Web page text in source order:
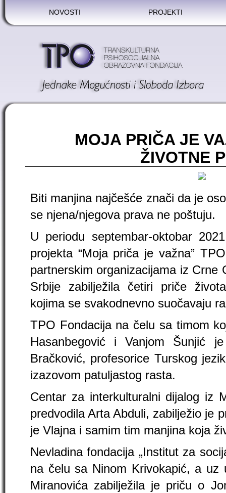
NOVOSTI PROJEKTI
MOJA PRIČA JE
ŽIVOTNE
Biti manjina najčešće znači da je
se njena/njegova prava ne poštuju.
U periodu septembar-oktobar
projekta “Moja priča je važna”
partnerskim organizacijama iz Crne
Srbije zabilježila četiri priče
kojima se svakodnevno suočavaju
TPO Fondacija na čelu sa timom
Hasanbegović i Vanjom Šunjić
Bračković, profesorice Turskog
izazovom patuljastog rasta.
Centar za interkulturalni dijalog iz
predvodila Arta Abduli, zabilježio je
je Vlajna i samim tim manjina koja
Nevladina fondacija „Institut za
na čelu sa Ninom Krivokapić, a uz
Miranovića zabilježila je priču o